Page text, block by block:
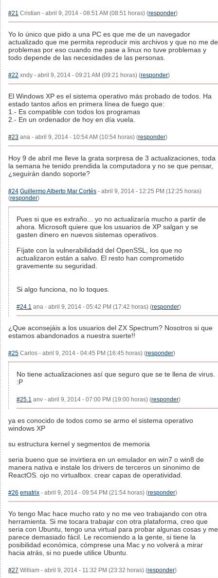
#21 Cristian - abril 9, 2014 - 08:51 AM (08:51 horas) (responder)
Yo lo único que pido a una PC es que me de un navegador
actualizado que me permita reproducir mis archivos y que no me de
problemas por eso cuando me pase a linux no tuve problemas y
todo depende de las necesidades de las personas.
#22 xndy - abril 9, 2014 - 09:21 AM (09:21 horas) (responder)
El Windows XP es el sistema operativo más probado de todos. Ha
estado tantos años en primera línea de fuego que:
1.- Es compatible con todos los programas
2.- En un ordenador de hoy en día vuela.
#23 ana - abril 9, 2014 - 10:54 AM (10:54 horas) (responder)
Hoy 9 de abril me lleve la grata sorpresa de 3 actualizaciones, toda
la semana he tenido prendida la computadora y no se que pensar,
¿seguirán dando soporte?
#24 Guillermo Alberto Mar Cortés - abril 9, 2014 - 12:25 PM (12:25 horas)
(responder)
Pues si que es extraño... yo no actualizaría mucho a partir de
ahora. Microsoft quiere que los usuarios de XP salgan y se
gasten dinero en nuevos sistemas operativos.
Fíjate con la vulnerabilidadd del OpenSSL, los que no
actualizaron están a salvo. El resto han comprometido
gravemente su seguridad.
Si algo funciona, no lo toques.
#24.1 ana - abril 9, 2014 - 05:42 PM (17:42 horas) (responder)
¿Que aconsejáis a los usuarios del ZX Spectrum? Nosotros si que
estamos abandonados a nuestra suerte!!
#25 Carlos - abril 9, 2014 - 04:45 PM (16:45 horas) (responder)
No tiene actualizaciones así que seguro que se te llena de virus.
:P
#25.1 anv - abril 9, 2014 - 07:00 PM (19:00 horas) (responder)
ya es conocido de todos como se armo el sistema operativo
windows XP
su estructura kernel y segmentos de memoria
seria bueno que se invirtiera en un emulador en win7 o win8 de
manera nativa e instale los drivers de terceros un sinonimo de
ReactOS. ojo no virtualbox. crear capas de operatividad.
#26 ematrix - abril 9, 2014 - 09:54 PM (21:54 horas) (responder)
Yo tengo Mac hace mucho rato y no me veo trabajando con otra
herramienta. Si me tocara trabajar con otra plataforma, creo que
seria con Ubuntu, tengo una virtual para probar algunas cosas y me
parece demasiado fácil. Le recomiendo a la gente, si tiene la
posibilidad económica, cómprese una Mac y no volverá a mirar
hacia atrás, si no puede utilice Ubuntu.
#27 William - abril 9, 2014 - 11:32 PM (23:32 horas) (responder)